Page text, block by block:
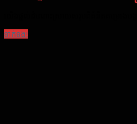
ទាក់ទង!